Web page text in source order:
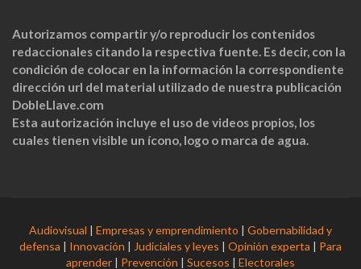
Autorizamos compartir y/o reproducir los contenidos
redaccionales citando la respectiva fuente. Es decir, con la
condición de colocar en la información la correspondiente
dirección url del material utilizado de nuestra publicación
DobleLlave.com
Esta autorización incluye el uso de videos propios, los
cuales tienen visible un ícono, logo o marca de agua.
Audiovisual | Empresas y emprendimiento | Gobernabilidad y
defensa | Innovación | Judiciales y leyes | Opinión experta | Para
aprender | Prevención | Sucesos | Electorales